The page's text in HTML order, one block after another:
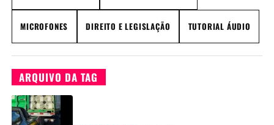
MICROFONES DIREITO E LEGISLAÇÃO TUTORIAL ÁUDIO
ARQUIVO DA TAG